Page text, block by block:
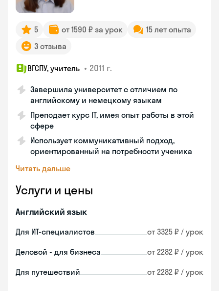
5 от 1590 ₽ за урок
15 лет опыта
3 отзыва
ВГСПУ, учитель • 2011 г.
Завершила университет с отличием по
английскому и немецкому языкам
Преподает курс IT, имея опыт работы в этой
сфере
Использует коммуникативный подход,
ориентированный на потребности ученика
Читать дальше
Услуги и цены
Английский язык
Для ИТ-специалистов от 3325 ₽ / урок
Деловой - для бизнеса от 2282 ₽ / урок
Для путешествий от 2282 ₽ / урок